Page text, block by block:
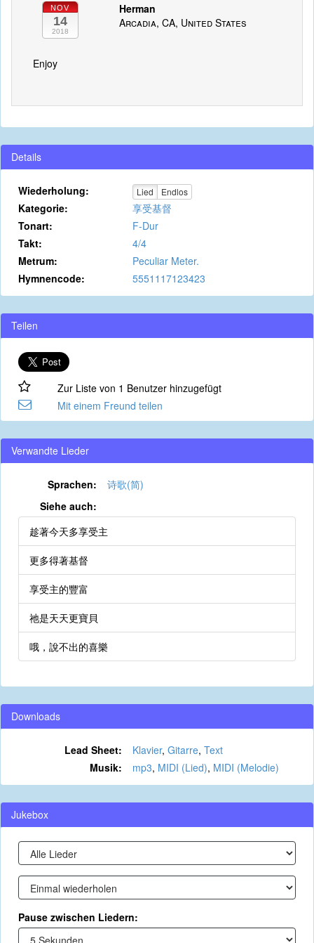
NOV
14
2018
Herman
Arcadia, CA, United States
Enjoy
Details
Wiederholung: Lied Endlos
Kategorie:
享受基督
Tonart:
F-Dur
Takt:
4/4
Metrum:
Peculiar Meter.
Hymnencode:
5551117123423
Teilen
Zur Liste von 1 Benutzer hinzugefügt
Mit einem Freund teilen
Verwandte Lieder
Sprachen:
诗歌(简)
Siehe auch:
趁著今天多享受主
更多得著基督
享受主的豐富
祂是天天更寶貝
哦，說不出的喜樂
Downloads
Lead Sheet: Klavier, Gitarre, Text
Musik:
mp3, MIDI (Lied), MIDI (Melodie)
Jukebox
Pause zwischen Liedern: